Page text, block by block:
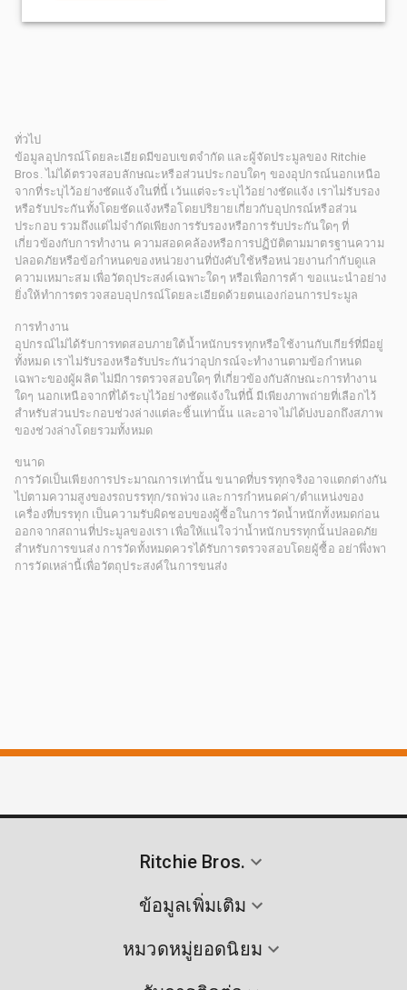
ทั่วไป
ข้อมูลอุปกรณ์โดยละเอียดมีขอบเขตจำกัด และผู้จัดประมูลของ Ritchie
Bros. ไม่ได้ตรวจสอบลักษณะหรือส่วนประกอบใดๆ ของอุปกรณ์นอกเหนือ
จากที่ระบุไว้อย่างชัดแจ้งในที่นี้ เว้นแต่จะระบุไว้อย่างชัดแจ้ง เราไม่รับรอง
หรือรับประกันทั้งโดยชัดแจ้งหรือโดยปริยายเกี่ยวกับอุปกรณ์หรือส่วน
ประกอบ รวมถึงแต่ไม่จำกัดเพียงการรับรองหรือการรับประกันใดๆ ที่
เกี่ยวข้องกับการทำงาน ความสอดคล้องหรือการปฏิบัติตามมาตรฐานความ
ปลอดภัยหรือข้อกำหนดของหน่วยงานที่บังคับใช้หรือหน่วยงานกำกับดูแล
ความเหมาะสม เพื่อวัตถุประสงค์เฉพาะใดๆ หรือเพื่อการค้า ขอแนะนำอย่าง
ยิ่งให้ทำการตรวจสอบอุปกรณ์โดยละเอียดด้วยตนเองก่อนการประมูล
การทำงาน
อุปกรณ์ไม่ได้รับการทดสอบภายใต้น้ำหนักบรรทุกหรือใช้งานกับเกียร์ที่มีอยู่
ทั้งหมด เราไม่รับรองหรือรับประกันว่าอุปกรณ์จะทำงานตามข้อกำหนด
เฉพาะของผู้ผลิต ไม่มีการตรวจสอบใดๆ ที่เกี่ยวข้องกับลักษณะการทำงาน
ใดๆ นอกเหนือจากที่ได้ระบุไว้อย่างชัดแจ้งในที่นี้ มีเพียงภาพถ่ายที่เลือกไว้
สำหรับส่วนประกอบช่วงล่างแต่ละชิ้นเท่านั้น และอาจไม่ได้บ่งบอกถึงสภาพ
ของช่วงล่างโดยรวมทั้งหมด
ขนาด
การวัดเป็นเพียงการประมาณการเท่านั้น ขนาดที่บรรทุกจริงอาจแตกต่างกัน
ไปตามความสูงของรถบรรทุก/รถพ่วง และการกำหนดค่า/ตำแหน่งของ
เครื่องที่บรรทุก เป็นความรับผิดชอบของผู้ซื้อในการวัดน้ำหนักทั้งหมดก่อน
ออกจากสถานที่ประมูลของเรา เพื่อให้แน่ใจว่าน้ำหนักบรรทุกนั้นปลอดภัย
สำหรับการขนส่ง การวัดทั้งหมดควรได้รับการตรวจสอบโดยผู้ซื้อ อย่าพึ่งพา
การวัดเหล่านี้เพื่อวัตถุประสงค์ในการขนส่ง
Ritchie Bros.
ข้อมูลเพิ่มเติม
หมวดหมู่ยอดนิยม